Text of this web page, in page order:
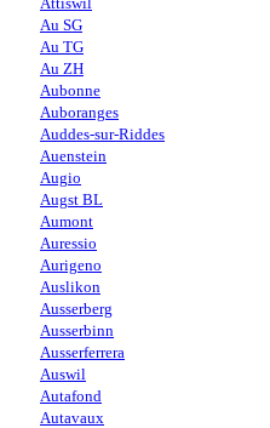
Au SG
Au TG
Au ZH
Aubonne
Auboranges
Auddes-sur-Riddes
Auenstein
Augio
Augst BL
Aumont
Auressio
Aurigeno
Auslikon
Ausserberg
Ausserbinn
Ausserferrera
Auswil
Autafond
Autavaux